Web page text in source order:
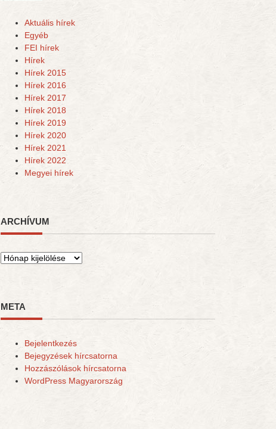
Aktuális hírek
Egyéb
FEI hírek
Hírek
Hírek 2015
Hírek 2016
Hírek 2017
Hírek 2018
Hírek 2019
Hírek 2020
Hírek 2021
Hírek 2022
Megyei hírek
ARCHÍVUM
Archívum
META
Bejelentkezés
Bejegyzések hírcsatorna
Hozzászólások hírcsatorna
WordPress Magyarország